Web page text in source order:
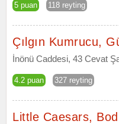
5 puan 118 reyting
Çılgın Kumrucu,
İnönü Caddesi, 43 Cevat
4.2 puan 327 reyting
Little Caesars,